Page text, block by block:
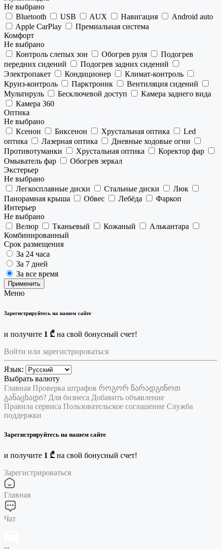
Не выбрано
Bluetooth
USB AUX Навигация
Android auto
Apple CarPlay
Премиальная система
Комфорт
Не выбрано
Контроль слепых зон
Обогрев руля
Подогрев
передних сидений
Подогрев задних сидений
Электропакет
Кондиционер
Климат-контроль
Круиз-контроль
Парктроник
Вентиляция сидений
Мультируль
Бесключевой доступ
Камера заднего вида
Камера 360
Оптика
Не выбрано
Ксенон
Биксенон Хрустальная оптика
Led
оптика
Лазерная оптика
Дневные ходовые огни
Противотуманки
Хрустальная оптика
Коректор фар
Омыватель фар
Обогрев зеркал
Экстерьер
Не выбрано
Легкосплавные диски
Стальные диски
Люк
Панорамная крыша
Обвес Лебёда
Фаркоп
Интерьер
Не выбрано
Велюр
Тканьевый Кожаный
Алькантара
Комбинированный
Срок размещения
За 24 часа
За 7 дней
За все время
Применить
Меню
Зарегистрируйтесь на нашем сайте
и получите 1 ₾ на свой бонусный счет!
Войти или зарегистрироваться
Язык:
Выбрать валюту
Главная Проверка штрафов როგორ წარადგინოთ
განაცხადი? Для бизнеса Добавить объявление
Правила сервиса Пользовательское соглашение Служба
поддержки
Зарегистрируйтесь на нашем сайте
и получите 1 ₾ на свой бонусный счет!
Зарегистрироваться
Главная
Чат